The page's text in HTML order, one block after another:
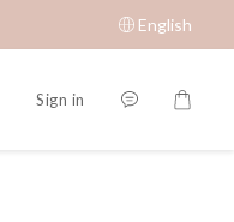
English
限時成本價優惠 低至 $65
Sign in